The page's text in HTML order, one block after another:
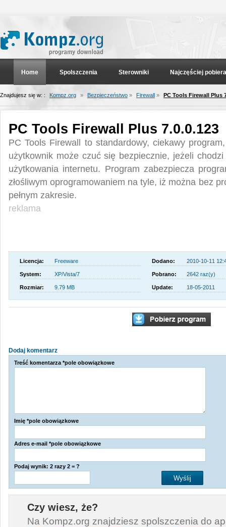
Home Spolszczenia Sterowniki Najczęściej
Znajdujesz się w: : Kompz.org » Bezpieczeństwo » Firewall » PC Tools Firewall Plus
PC Tools Firewall Plus 7.0.0.123
PC Tools Firewall to standardowy, ciekawy
użytkownik może czuć się bezpiecznie, jeżeli
użytkowania internetu. Program zabezpiecza
złośliwym oprogramowaniem na tyle, iż można bez
pełnym zakresie.
reklama
Licencja: Freeware Dodano: 2010-10-11
System: XP/Vista/7 Pobrano: 2642 raz(y)
Rozmiar: 9.79 MB Update: 18-05-2011
Dodaj komentarz
Treść komentarza *pole obowiązkowe
Imię *pole obowiązkowe
Adres e-mail *pole obowiązkowe
Podaj wynik: 2 razy 2 = ?
Czy wiesz, że?
Na Kompz.org znajdziesz spolszczenia do